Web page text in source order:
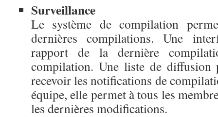
Surveillance
Le système de compilation
dernières compilations. Une
rapport de la dernière
compilation. Une liste de diffusion
recevoir les notifications de
équipe, elle permet à tous les
les dernières modifications.